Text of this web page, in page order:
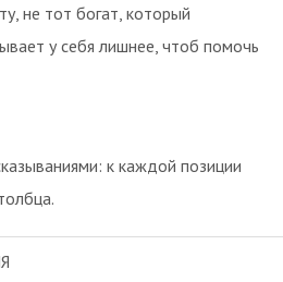
не тот богат, который
у себя лишнее, чтоб помочь
к каждой позиции